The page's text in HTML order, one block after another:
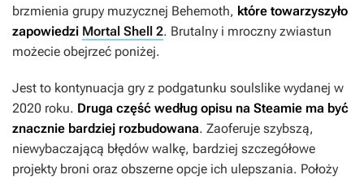
brzmienia grupy muzycznej Behemoth, które towarzyszyło
zapowiedzi Mortal Shell 2. Brutalny i mroczny zwiastun
możecie obejrzeć poniżej.
Jest to kontynuacja gry z podgatunku soulslike wydanej w
2020 roku. Druga część według opisu na Steamie ma być
znacznie bardziej rozbudowana. Zaoferuje szybszą,
niewybaczającą błędów walkę, bardziej szczegółowe
projekty broni oraz obszerne opcje ich ulepszania. Położy